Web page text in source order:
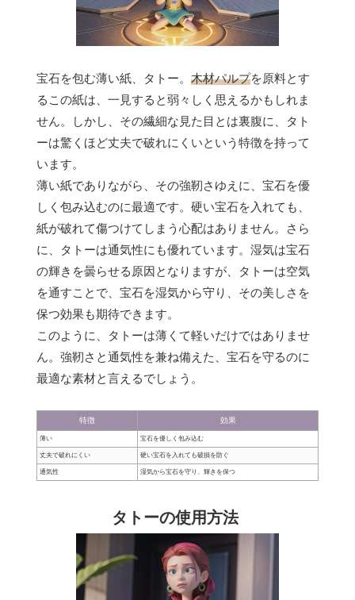
宝石を包む薄い紙、タトー。 木材パルプを原料とす
るこの紙は、一見すると弱々しく思えるかもしれま
せん。しかし、その繊細な見た目とは裏腹に、タト
ーは驚くほど丈夫で破れにくいという特徴を持って
います。
薄い紙でありながら、その強靭さゆえに、宝石を優
しく包み込むのに最適です。硬い宝石を入れても、
紙が破れて傷つけてしまう心配はありません。さら
に、タトーは通気性にも優れています。湿気は宝石
の輝きを曇らせる原因となりますが、タトーは空気
を通すことで、宝石を湿気から守り、その美しさを
保つ効果も期待できます。
このように、タトーは薄くて軽いだけではありませ
ん。強靭さと通気性を兼ね備えた、宝石を守るのに
最適な素材と言えるでしょう。
特徴 効果
薄い 宝石を優しく包み込む
丈夫で破れにくい 硬い宝石を入れても破損を防ぐ
通気性 湿気から宝石を守り、輝きを保つ
タトーの使用方法